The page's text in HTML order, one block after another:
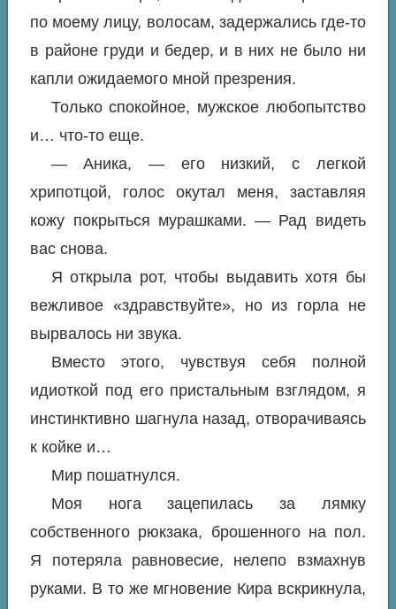
по моему лицу, волосам, задержались где-то
в районе груди и бедер, и в них не было ни
капли ожидаемого мной презрения.
Только спокойное, мужское любопытство
и… что-то еще.
— Аника, — его низкий, с легкой
хрипотцой, голос окутал меня, заставляя
кожу покрыться мурашками. — Рад видеть
вас снова.
Я открыла рот, чтобы выдавить хотя бы
вежливое «здравствуйте», но из горла не
вырвалось ни звука.
Вместо этого, чувствуя себя полной
идиоткой под его пристальным взглядом, я
инстинктивно шагнула назад, отворачиваясь
к койке и…
Мир пошатнулся.
Моя нога зацепилась за лямку
собственного рюкзака, брошенного на пол.
Я потеряла равновесие, нелепо взмахнув
руками. В то же мгновение Кира вскрикнула,